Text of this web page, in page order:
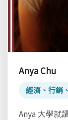
Anya Chu
經濟、行銷
Anya 大學就